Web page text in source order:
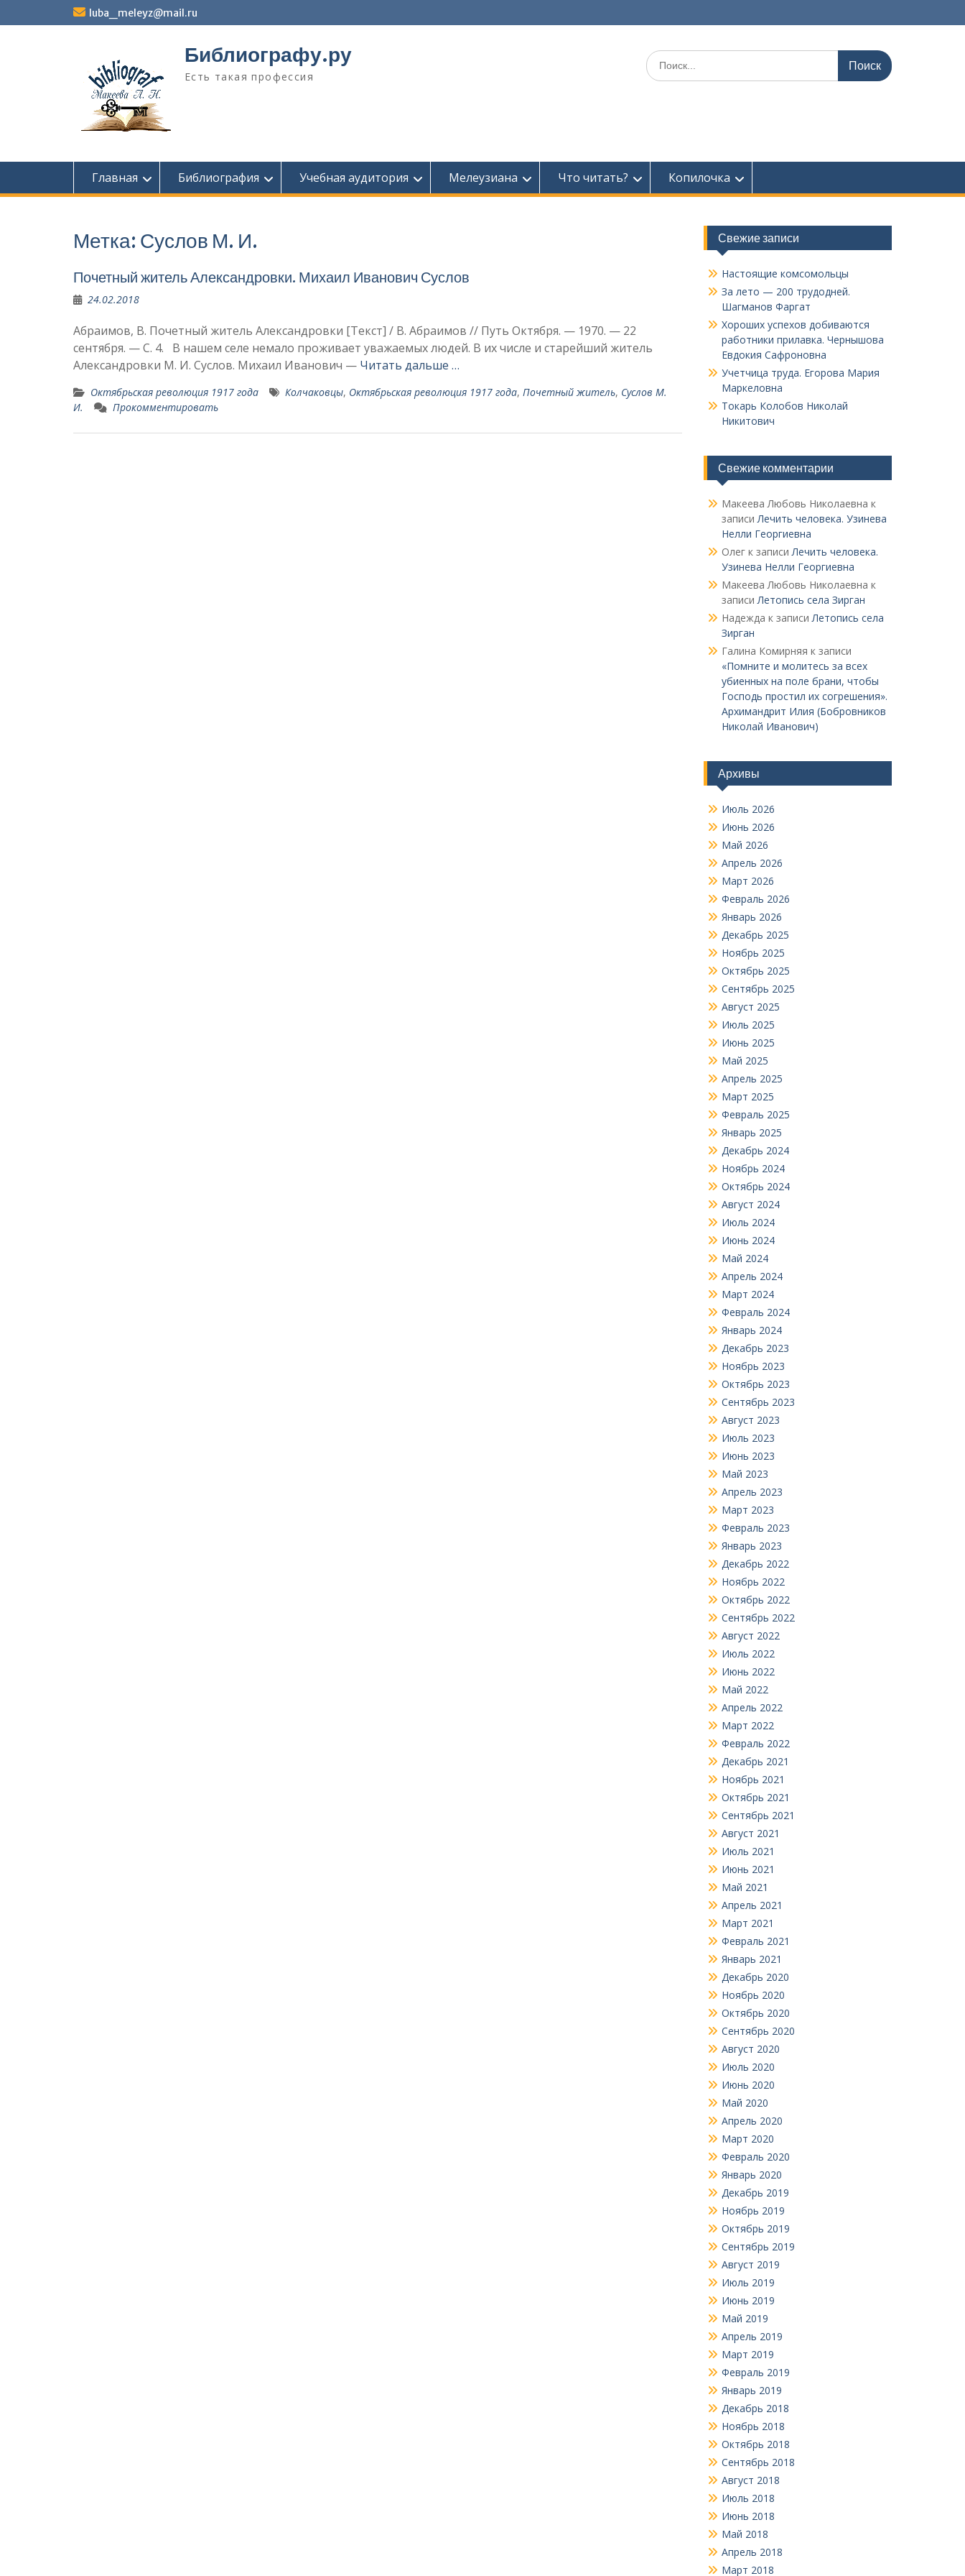
к
luba_meleyz@mail.ru
Библиографу.ру
Есть такая профессия
Поиск
по:
Главная Библиография Учебная аудитория Мелеузиана Что читать? Копилочка
Метка: Суслов М. И.
Почетный житель Александровки. Михаил Иванович Суслов
24.02.2018
Абраимов, В. Почетный житель Александровки [Текст] / В. Абраимов // Путь Октября. — 1970. — 22
сентября. — С. 4. В нашем селе немало проживает уважаемых людей. В их числе и старейший житель
Александровки М. И. Суслов. Михаил Иванович — Читать дальше …
Октябрьская революция 1917 года Колчаковцы, Октябрьская революция 1917 года, Почетный житель, Суслов М.
И.
Прокомментировать
Свежие записи
Настоящие комсомольцы
За лето — 200 трудодней.
Шагманов Фаргат
Хороших успехов добиваются
работники прилавка. Чер­нышова
Евдокия Сафроновна
Учетчица труда. Его­рова Мария
Маркеловна
Токарь Колобов Ни­колай
Никитович
Свежие комментарии
Макеева Любовь Николаевна к
записиЛечить человека. Узинева
Нелли Георгиевна
Олегк записиЛечить человека.
Узинева Нелли Георгиевна
Макеева Любовь Николаевна к
записиЛетопись села Зирган
Надежда к записиЛетопись села
Зирган
Галина Комирняя к записи
«Помните и молитесь за всех
убиенных на поле брани, чтобы
Господь простил их согрешения».
Архимандрит Илия (Бобровников
Николай Иванович)
Архивы
Июль 2026
Июнь 2026
Май 2026
Апрель 2026
Март 2026
Февраль 2026
Январь 2026
Декабрь 2025
Ноябрь 2025
Октябрь 2025
Сентябрь 2025
Август 2025
Июль 2025
Июнь 2025
Май 2025
Апрель 2025
Март 2025
Февраль 2025
Январь 2025
Декабрь 2024
Ноябрь 2024
Октябрь 2024
Август 2024
Июль 2024
Июнь 2024
Май 2024
Апрель 2024
Март 2024
Февраль 2024
Январь 2024
Декабрь 2023
Ноябрь 2023
Октябрь 2023
Сентябрь 2023
Август 2023
Июль 2023
Июнь 2023
Май 2023
Апрель 2023
Март 2023
Февраль 2023
Январь 2023
Декабрь 2022
Ноябрь 2022
Октябрь 2022
Сентябрь 2022
Август 2022
Июль 2022
Июнь 2022
Май 2022
Апрель 2022
Март 2022
Февраль 2022
Декабрь 2021
Ноябрь 2021
Октябрь 2021
Сентябрь 2021
Август 2021
Июль 2021
Июнь 2021
Май 2021
Апрель 2021
Март 2021
Февраль 2021
Январь 2021
Декабрь 2020
Ноябрь 2020
Октябрь 2020
Сентябрь 2020
Август 2020
Июль 2020
Июнь 2020
Май 2020
Апрель 2020
Март 2020
Февраль 2020
Январь 2020
Декабрь 2019
Ноябрь 2019
Октябрь 2019
Сентябрь 2019
Август 2019
Июль 2019
Июнь 2019
Май 2019
Апрель 2019
Март 2019
Февраль 2019
Январь 2019
Декабрь 2018
Ноябрь 2018
Октябрь 2018
Сентябрь 2018
Август 2018
Июль 2018
Июнь 2018
Май 2018
Апрель 2018
Март 2018